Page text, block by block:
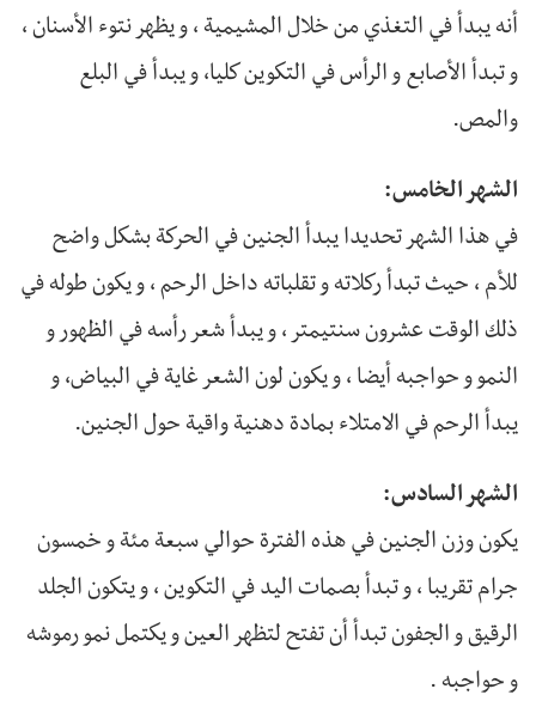
أنه يبدأ في التغذي من خلال المشيمية ، و يظهر نتوء الأسنان ،
و تبدأ الأصابع و الرأس في التكوين كليا، و يبدأ في البلع
والمص.
الشهر الخامس:
في هذا الشهر تحديدا يبدأ الجنين في الحركة بشكل واضح
للأم ، حيث تبدأ ركلاته و تقلباته داخل الرحم ، و يكون طوله في
ذلك الوقت عشرون سنتيمتر ، و يبدأ شعر رأسه في الظهور و
النمو و حواجبه أيضا ، و يكون لون الشعر غاية في البياض، و
يبدأ الرحم في الامتلاء بمادة دهنية واقية حول الجنين.
الشهر السادس:
يكون وزن الجنين في هذه الفترة حوالي سبعة مئة و خمسون
جرام تقريبا ، و تبدأ بصمات اليد في التكوين ، و يتكون الجلد
الرقيق و الجفون تبدأ أن تفتح لتظهر العين و يكتمل نمو رموشه
و حواجبه .